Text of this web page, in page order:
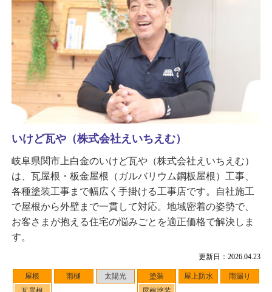
更新日：2026.04.23
屋根
雨樋 太陽光
塗装
屋上防水 雨漏り
いけど瓦や（株式会社えいちえむ）
岐阜県関市上白金のいけど瓦や（株式会社えいちえむ）
は、瓦屋根・板金屋根（ガルバリウム鋼板屋根）工事、
各種塗装工事まで幅広く手掛ける工事店です。自社施工
で屋根から外壁まで一貫して対応。地域密着の姿勢で、
お客さまが抱える住宅の悩みごとを適正価格で解決しま
す。